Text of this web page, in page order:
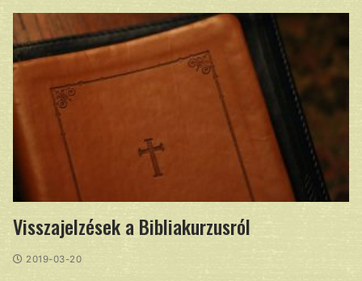
Visszajelzések a Bibliakurzusról
2019-03-20